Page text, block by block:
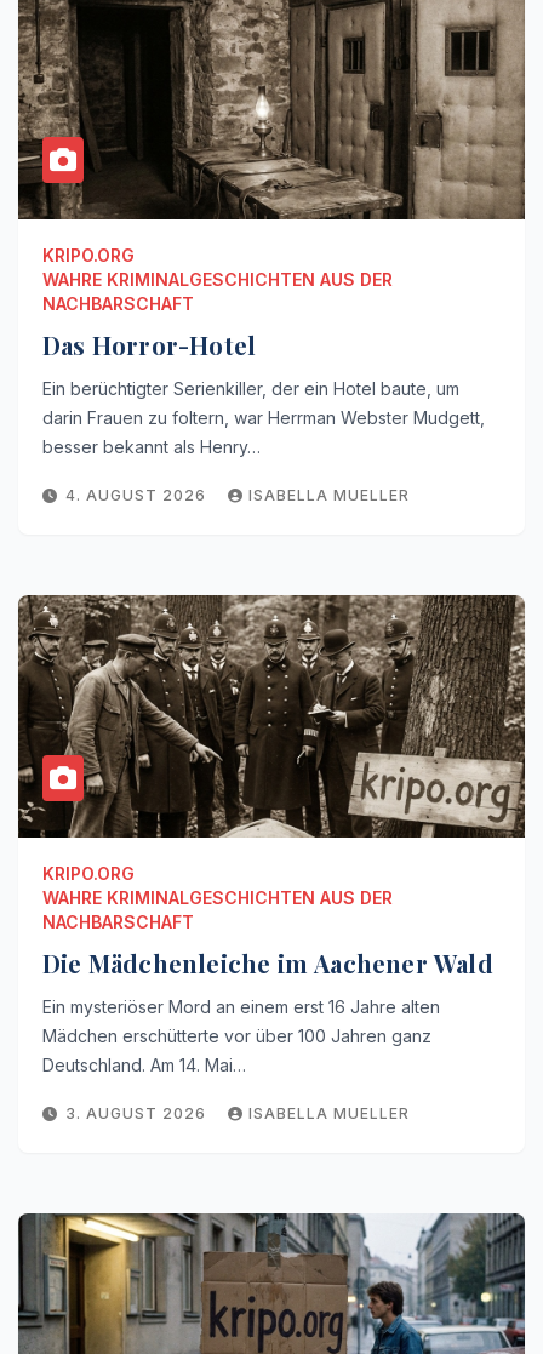
KRIPO.ORG
WAHRE KRIMINALGESCHICHTEN AUS DER
NACHBARSCHAFT
Das Horror-Hotel
Ein berüchtigter Serienkiller, der ein Hotel baute, um
darin Frauen zu foltern, war Herrman Webster Mudgett,
besser bekannt als Henry…
4. AUGUST 2026 ISABELLA MUELLER
KRIPO.ORG
WAHRE KRIMINALGESCHICHTEN AUS DER
NACHBARSCHAFT
Die Mädchenleiche im Aachener Wald
Ein mysteriöser Mord an einem erst 16 Jahre alten
Mädchen erschütterte vor über 100 Jahren ganz
Deutschland. Am 14. Mai…
3. AUGUST 2026 ISABELLA MUELLER